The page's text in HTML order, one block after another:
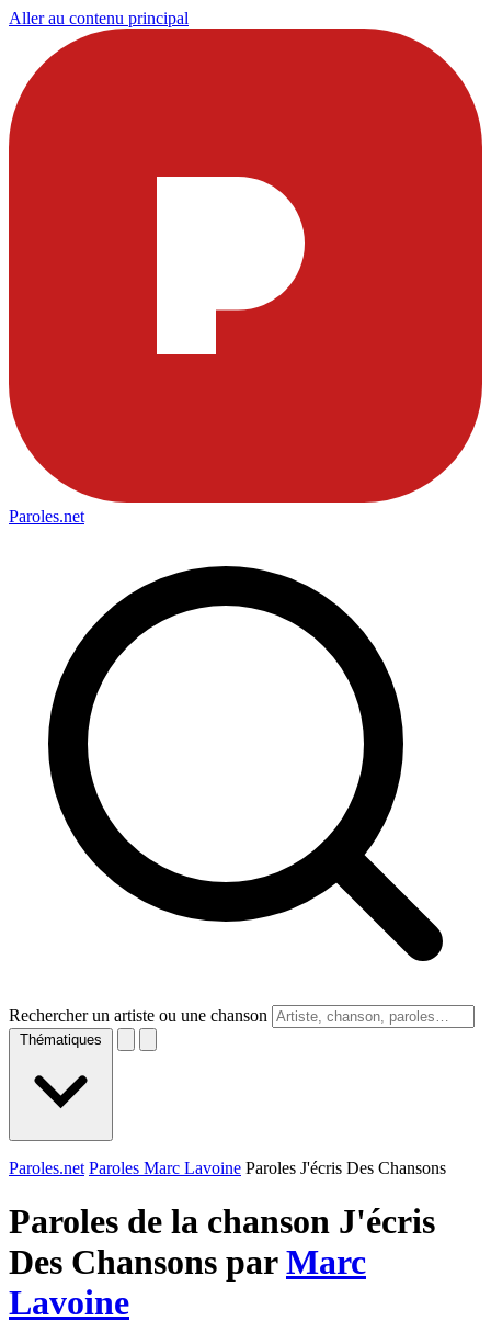
Aller au contenu principal
Paroles.net
Rechercher un artiste ou une chanson
Thématiques
Paroles.net Paroles Marc Lavoine Paroles J'écris Des Chansons
Paroles de la chanson J'écris
Des Chansons parMarc
Lavoine